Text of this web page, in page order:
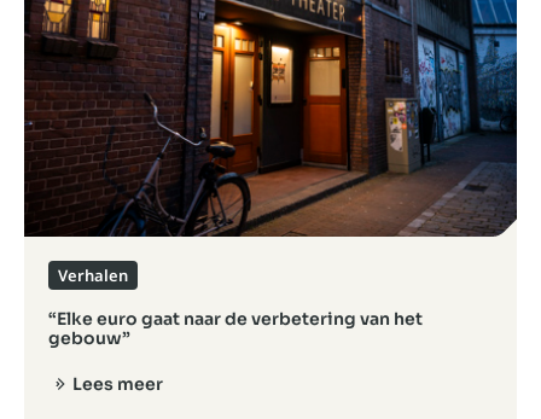
“Elke euro gaat naar de verbetering van het
gebouw”
Verhalen
Lees meer